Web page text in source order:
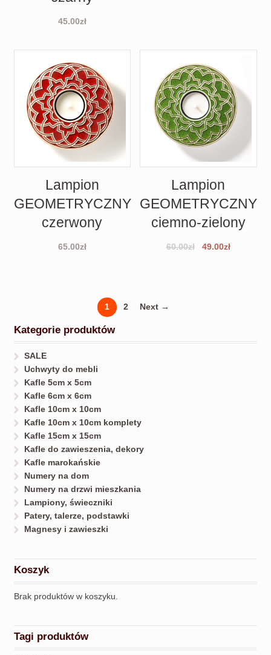
45.00zł
Lampion
GEOMETRYCZNY
czerwony
65.00zł
Lampion
GEOMETRYCZNY
ciemno-zielony
60.00zł 49.00zł
1 2 Next →
Kategorie produktów
SALE
Uchwyty do mebli
Kafle 5cm x 5cm
Kafle 6cm x 6cm
Kafle 10cm x 10cm
Kafle 10cm x 10cm komplety
Kafle 15cm x 15cm
Kafle do zawieszenia, dekory
Kafle marokańskie
Numery na dom
Numery na drzwi mieszkania
Lampiony, świeczniki
Patery, talerze, podstawki
Magnesy i zawieszki
Koszyk
Brak produktów w koszyku.
Tagi produktów